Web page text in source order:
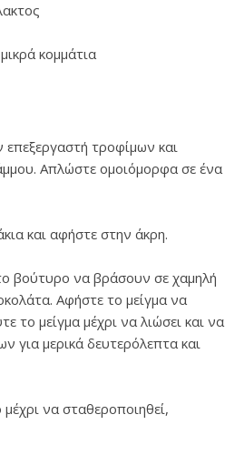
κομμάτια
τροφίμων και
Απλώστε ομοιόμορφα σε ένα
και αφήστε στην άκρη.
βούτυρο να βράσουν σε χαμηλή
Αφήστε το μείγμα να
το μείγμα μέχρι να λιώσει και να
για μερικά δευτερόλεπτα και
να σταθεροποιηθεί,